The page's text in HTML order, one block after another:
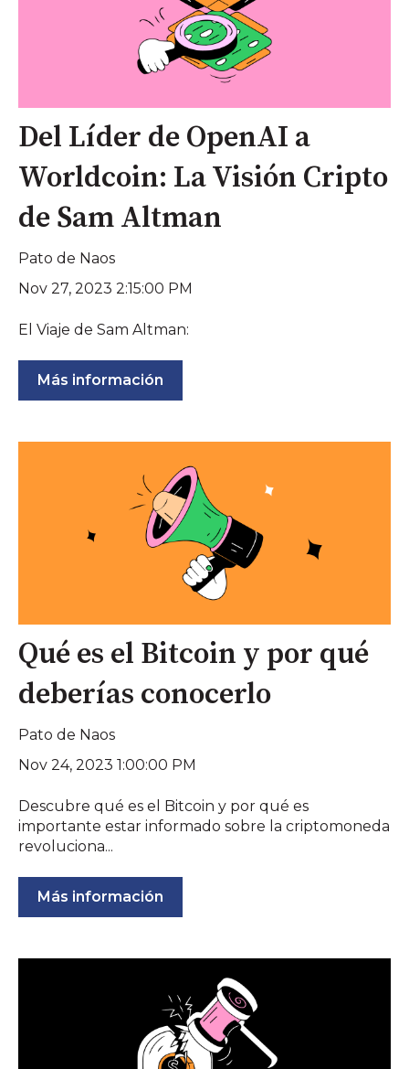
Del Líder de OpenAI a
Worldcoin: La Visión Cripto
de Sam Altman
Pato de Naos
Nov 27, 2023 2:15:00 PM
El Viaje de Sam Altman:
Más información
Qué es el Bitcoin y por qué
deberías conocerlo
Pato de Naos
Nov 24, 2023 1:00:00 PM
Descubre qué es el Bitcoin y por qué es
importante estar informado sobre la criptomoneda
revoluciona...
Más información